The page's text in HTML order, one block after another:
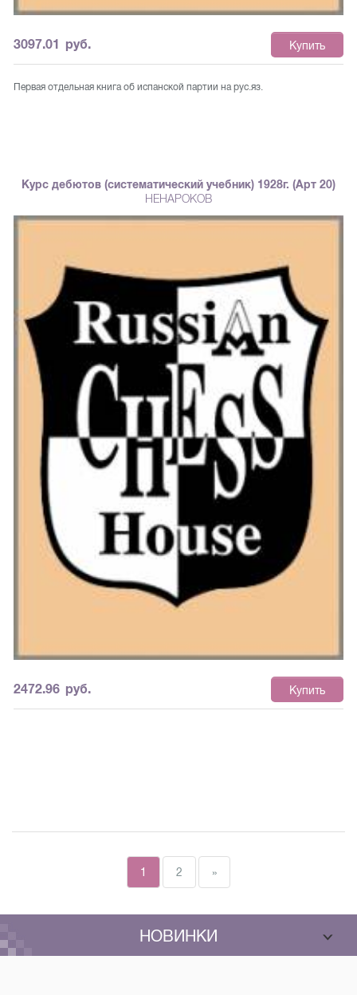
3097.01 руб. Купить
Первая отдельная книга об испанской партии на рус.яз.
Курс дебютов (систематический учебник) 1928г. (Арт 20)
НЕНАРОКОВ
2472.96 руб. Купить
1 2 »
НОВИНКИ